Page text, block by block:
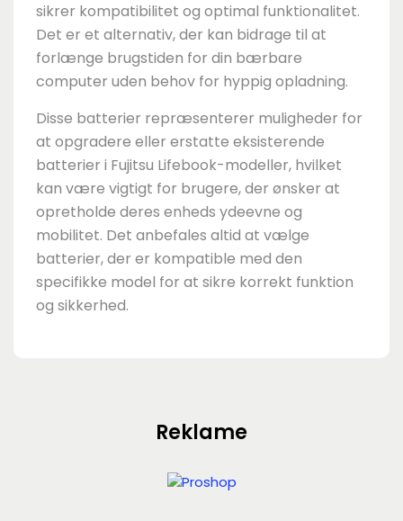
sikrer kompatibilitet og optimal funktionalitet.
Det er et alternativ, der kan bidrage til at
forlænge brugstiden for din bærbare
computer uden behov for hyppig opladning.
Disse batterier repræsenterer muligheder for
at opgradere eller erstatte eksisterende
batterier i Fujitsu Lifebook-modeller, hvilket
kan være vigtigt for brugere, der ønsker at
opretholde deres enheds ydeevne og
mobilitet. Det anbefales altid at vælge
batterier, der er kompatible med den
specifikke model for at sikre korrekt funktion
og sikkerhed.
Reklame